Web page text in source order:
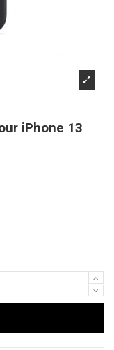
iPhone 13